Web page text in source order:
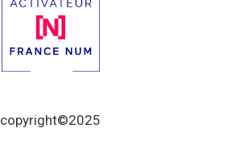
copyright©2025